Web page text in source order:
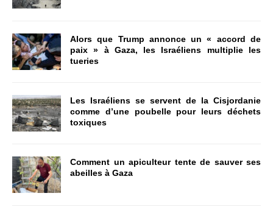
Alors que Trump annonce un « accord de
paix » à Gaza, les Israéliens multiplie les
tueries
Les Israéliens se servent de la Cisjordanie
comme d’une poubelle pour leurs déchets
toxiques
Comment un apiculteur tente de sauver ses
abeilles à Gaza